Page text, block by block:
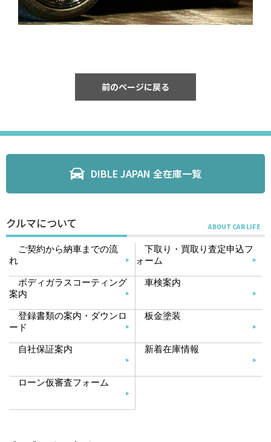
前のページに戻る
DIBLE JAPAN 全在庫一覧
クルマについて
ご契約から納車までの流
れ
下取り・買取り査定申込フ
ォーム
ボディガラスコーティング
案内
車検案内
登録書類の案内・ダウンロ
ード
板金塗装
自社保証案内 新着在庫情報
ローン仮審査フォーム